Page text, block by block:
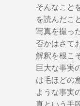
そんなこと
を読んだこ
写真を撮っ
否かはさて
解釈を根こ
巨大な事実
は毛ほどの
ような事実
真という手